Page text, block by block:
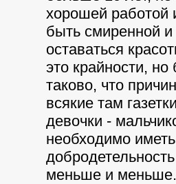
хорошей работой
быть смиренной и
оставаться
это крайности,
таково, что
всякие там
девочки -
необходимо
меньше и